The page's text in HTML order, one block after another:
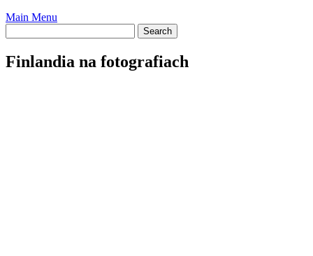
Main Menu
Finlandia na fotografiach